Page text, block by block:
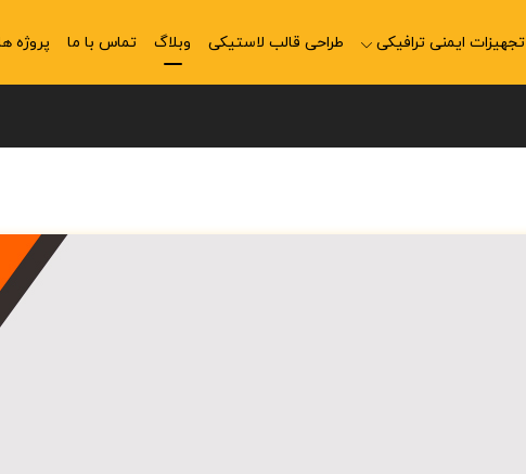
تجهیزات ایمنی ترافیکی طراحی قالب لاستیکی وبلاگ تماس با ما پروژه